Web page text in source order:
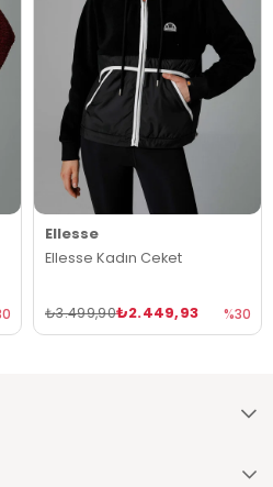
Ellesse
Ellesse Kadın Ceket
₺2.449,93
₺3.499,90 %30